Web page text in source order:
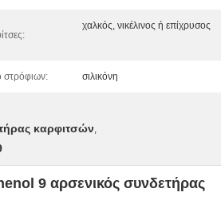
χαλκός, νικέλινος ή επίχρυσος
στρόφιων: σιλικόνη
καρφιτσών,
9 αρσενικός συνδετήρας